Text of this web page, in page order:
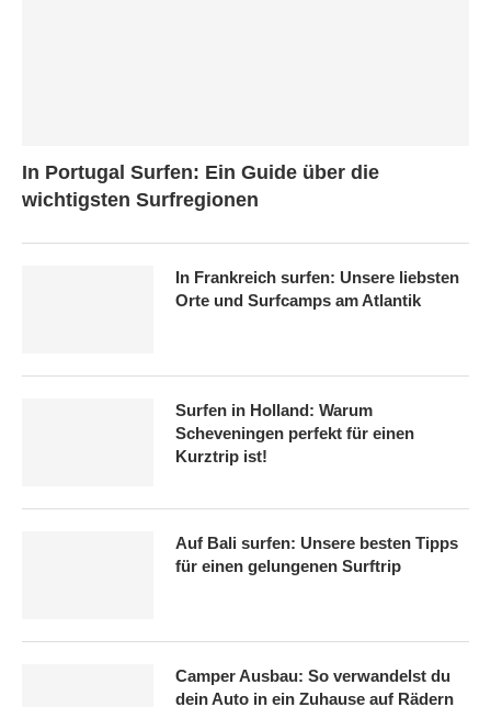
In Portugal Surfen: Ein Guide über die
wichtigsten Surfregionen
In Frankreich surfen: Unsere liebsten
Orte und Surfcamps am Atlantik
Surfen in Holland: Warum
Scheveningen perfekt für einen
Kurztrip ist!
Auf Bali surfen: Unsere besten Tipps
für einen gelungenen Surftrip
Camper Ausbau: So verwandelst du
dein Auto in ein Zuhause auf Rädern